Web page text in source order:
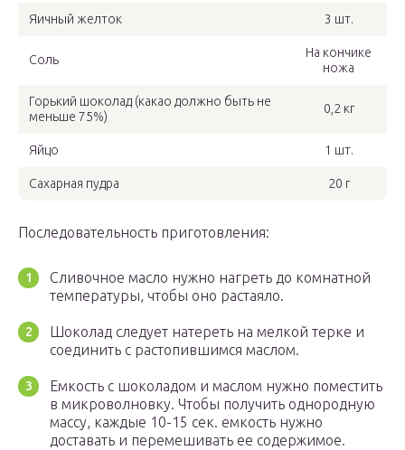
Яичный желток 3 шт.
Соль
На кончике
ножа
Горький шоколад (какао должно быть не
меньше 75%)
0,2 кг
Яйцо 1 шт.
Сахарная пудра 20 г
Последовательность приготовления:
Сливочное масло нужно нагреть до комнатной
температуры, чтобы оно растаяло.
Шоколад следует натереть на мелкой терке и
соединить с растопившимся маслом.
Емкость с шоколадом и маслом нужно поместить
в микроволновку. Чтобы получить однородную
массу, каждые 10-15 сек. емкость нужно
доставать и перемешивать ее содержимое.